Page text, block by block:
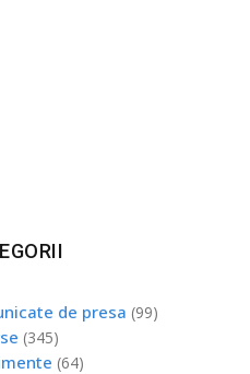
de presa (99)
(345)
(64)